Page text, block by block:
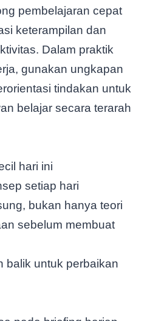
pembelajaran cepat
keterampilan dan
Dalam praktik
gunakan ungkapan
tindakan untuk
belajar secara terarah
hari ini
setiap hari
bukan hanya teori
sebelum membuat
balik untuk perbaikan